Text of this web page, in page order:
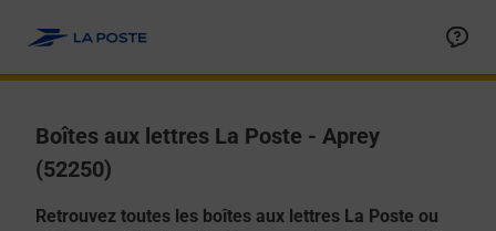
Boîtes aux lettres La Poste - Aprey
(52250)
Retrouvez toutes les boîtes aux lettres La Poste ou